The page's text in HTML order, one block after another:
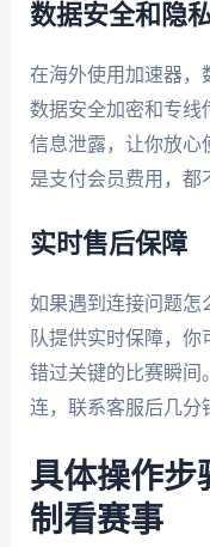
数据安全和隐
在海外使用加速器，
数据安全加密和专线
信息泄露，让你放心
是支付会员费用，都
实时售后保障
如果遇到连接问题怎
队提供实时保障，
错过关键的比赛瞬间
连，联系客服后几分
具体操作步
制看赛事